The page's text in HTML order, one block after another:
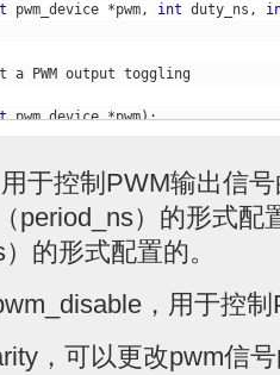
pwm_device *pwm, int duty_ns,
于控制PWM输出信
period_ns）的形式配
的形式配置的。
，用于控
，可以更改pwm信